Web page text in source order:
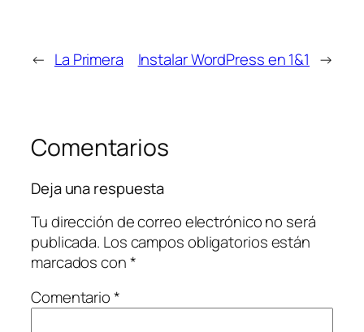
← La Primera Instalar WordPress en 1&1 →
Comentarios
Deja una respuesta
Tu dirección de correo electrónico no será
publicada. Los campos obligatorios están
marcados con*
Comentario*